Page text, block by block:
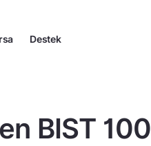
Destek
BIST 100